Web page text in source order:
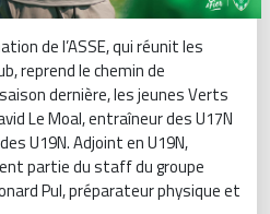
de l’ASSE, qui réunit les
reprend le chemin de
dernière, les jeunes Verts
Le Moal, entraîneur des U17N
U19N. Adjoint en U19N,
partie du staff du groupe
Pul, préparateur physique et